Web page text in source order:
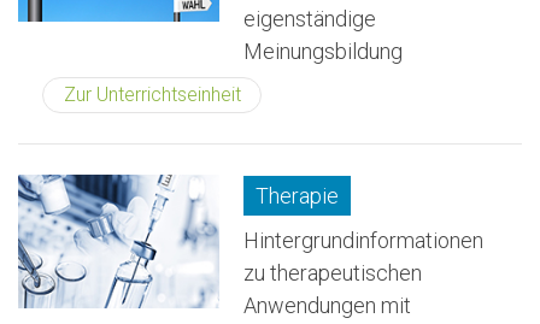
eigenständige
Meinungsbildung
Zur Unterrichtseinheit
Therapie
Hintergrundinformationen
zu therapeutischen
Anwendungen mit